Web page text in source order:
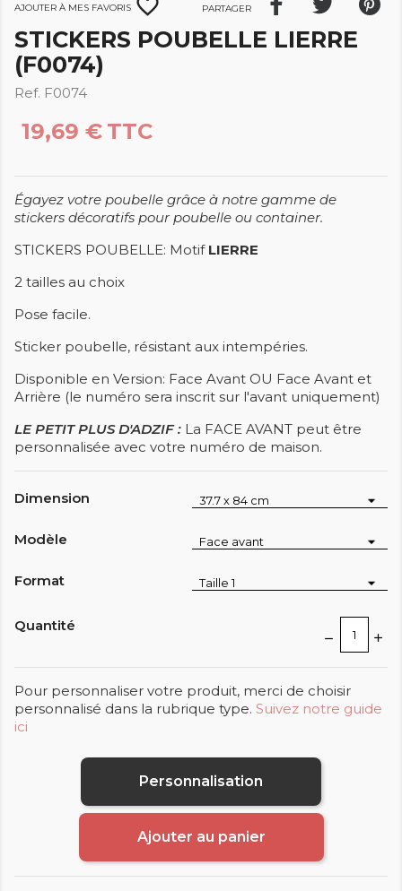
Ajouter à mes favoris favorite_border Partager
STICKERS POUBELLE LIERRE
(F0074)
Ref. F0074
19,69 € TTC
Égayez votre poubelle grâce à notre gamme de
stickers décoratifs pour poubelle ou container.
STICKERS POUBELLE: Motif LIERRE
2 tailles au choix
Pose facile.
Sticker poubelle, résistant aux intempéries.
Disponible en Version: Face Avant OU Face Avant et
Arrière (le numéro sera inscrit sur l'avant uniquement)
LE PETIT PLUS D'ADZIF : La FACE AVANT peut être
personnalisée avec votre numéro de maison.
Dimension
Modèle
Format
Quantité
Pour personnaliser votre produit, merci de choisir
personnalisé dans la rubrique type. Suivez notre guide
ici
Personnalisation
Ajouter au panier